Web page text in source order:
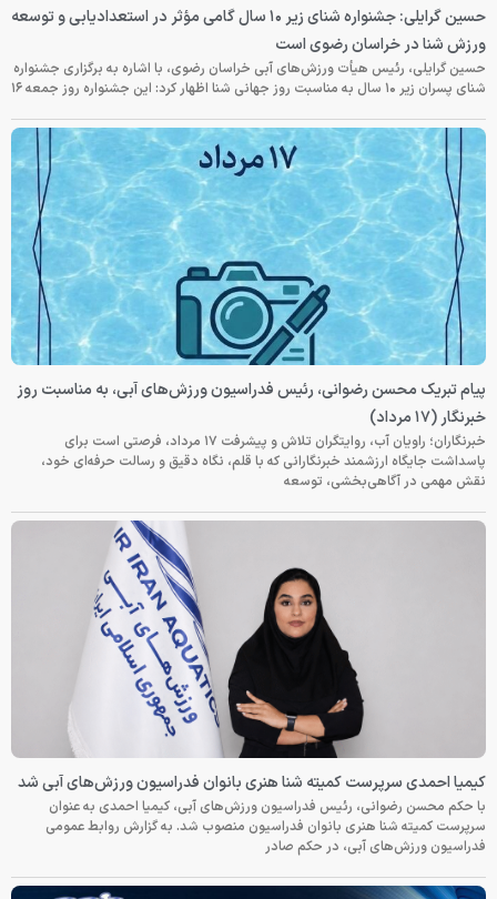
حسین گرایلی: جشنواره شنای زیر ۱۰ سال گامی مؤثر در استعدادیابی و توسعه
ورزش شنا در خراسان رضوی است
حسین گرایلی، رئیس هیأت ورزش‌های آبی خراسان رضوی، با اشاره به برگزاری جشنواره
شنای پسران زیر ۱۰ سال به مناسبت روز جهانی شنا اظهار کرد: این جشنواره روز جمعه‌ ۱۶
پیام تبریک محسن رضوانی، رئیس فدراسیون ورزش‌های آبی، به مناسبت روز
خبرنگار (۱۷ مرداد)
خبرنگاران؛ راویان آب، روایتگران تلاش و پیشرفت ۱۷ مرداد، فرصتی است برای
پاسداشت جایگاه ارزشمند خبرنگارانی که با قلم، نگاه دقیق و رسالت حرفه‌ای خود،
نقش مهمی در آگاهی‌بخشی، توسعه
کیمیا احمدی سرپرست کمیته شنا هنری بانوان فدراسیون ورزش‌های آبی شد
با حکم محسن رضوانی، رئیس فدراسیون ورزش‌های آبی، کیمیا احمدی به عنوان
سرپرست کمیته شنا هنری بانوان فدراسیون منصوب شد. به گزارش روابط عمومی
فدراسیون ورزش‌های آبی، در حکم صادر